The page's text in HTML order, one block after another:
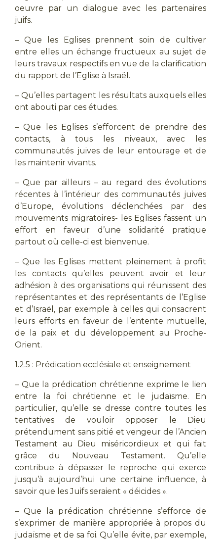
oeuvre par un dialogue avec les partenaires
juifs.
– Que les Eglises prennent soin de cultiver
entre elles un échange fructueux au sujet de
leurs travaux respectifs en vue de la clarification
du rapport de l’Eglise à Israël.
– Qu’elles partagent les résultats auxquels elles
ont abouti par ces études.
– Que les Eglises s’efforcent de prendre des
contacts, à tous les niveaux, avec les
communautés juives de leur entourage et de
les maintenir vivants.
– Que par ailleurs – au regard des évolutions
récentes à l’intérieur des communautés juives
d’Europe, évolutions déclenchées par des
mouvements migratoires- les Eglises fassent un
effort en faveur d’une solidarité pratique
partout où celle-ci est bienvenue.
– Que les Eglises mettent pleinement à profit
les contacts qu’elles peuvent avoir et leur
adhésion à des organisations qui réunissent des
représentantes et des représentants de l’Eglise
et d’Israël, par exemple à celles qui consacrent
leurs efforts en faveur de l’entente mutuelle,
de la paix et du développement au Proche-
Orient.
1.2.5 : Prédication ecclésiale et enseignement
– Que la prédication chrétienne exprime le lien
entre la foi chrétienne et le judaïsme. En
particulier, qu’elle se dresse contre toutes les
tentatives de vouloir opposer le Dieu
prétendument sans pitié et vengeur de l’Ancien
Testament au Dieu miséricordieux et qui fait
grâce du Nouveau Testament. Qu’elle
contribue à dépasser le reproche qui exerce
jusqu’à aujourd’hui une certaine influence, à
savoir que les Juifs seraient « déicides ».
– Que la prédication chrétienne s’efforce de
s’exprimer de manière appropriée à propos du
judaïsme et de sa foi. Qu’elle évite, par exemple,